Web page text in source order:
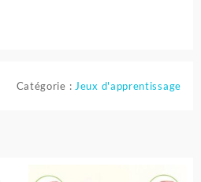
Catégorie : Jeux d'apprentissage